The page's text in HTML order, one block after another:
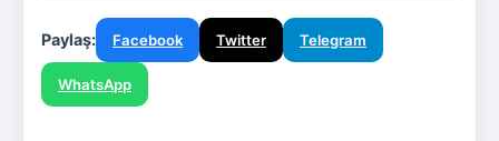
Paylaş: Facebook Twitter Telegram
WhatsApp